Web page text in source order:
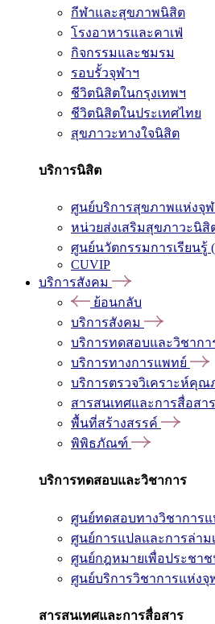
กีฬาและสุขภาพนิสิต
โรงอาหารและคาเฟ่
กิจกรรมและชมรม
รอบรั้วจุฬาฯ
ชีวิตนิสิตในกรุงเทพฯ
ชีวิตนิสิตในประเทศไทย
สุขภาวะทางใจนิสิต
บริการนิสิต
ศูนย์บริการสุขภาพแห่งจุฬ
หน่วยส่งเสริมสุขภาวะนิสิ
ศูนย์นวัตกรรมการเรียนรู้
CUVIP
บริการสังคม
ย้อนกลับ
บริการสังคม
บริการทดสอบและวิชากา
บริการทางการแพทย์
บริการตรวจวิเคราะห์คุณ
สารสนเทศและการสื่อสาร
พื้นที่สร้างสรรค์
พิพิธภัณฑ์
บริการทดสอบและวิชาการ
ศูนย์ทดสอบทางวิชาการแ
ศูนย์การแปลและการล่าม
ศูนย์กฎหมายเพื่อประชา
ศูนย์บริการวิชาการแห่ง
สารสนเทศและการสื่อสาร